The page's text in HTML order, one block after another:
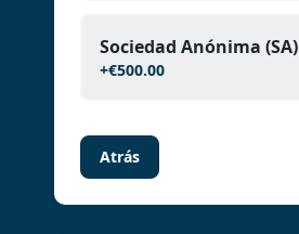
Sociedad Anónima (SA)
+€500.00
Atrás